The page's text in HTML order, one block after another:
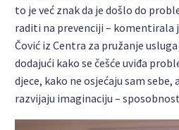
to je već znak da je došlo do
raditi na prevenciji – komentirala
Čović iz Centra za pružanje
dodajući kako se češće uviđa
djece, kako ne osjećaju sam sebe,
razvijaju imaginaciju –